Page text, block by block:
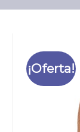
¡Oferta!